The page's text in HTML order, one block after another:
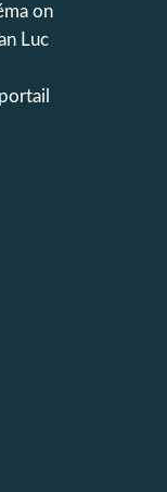
on
Luc